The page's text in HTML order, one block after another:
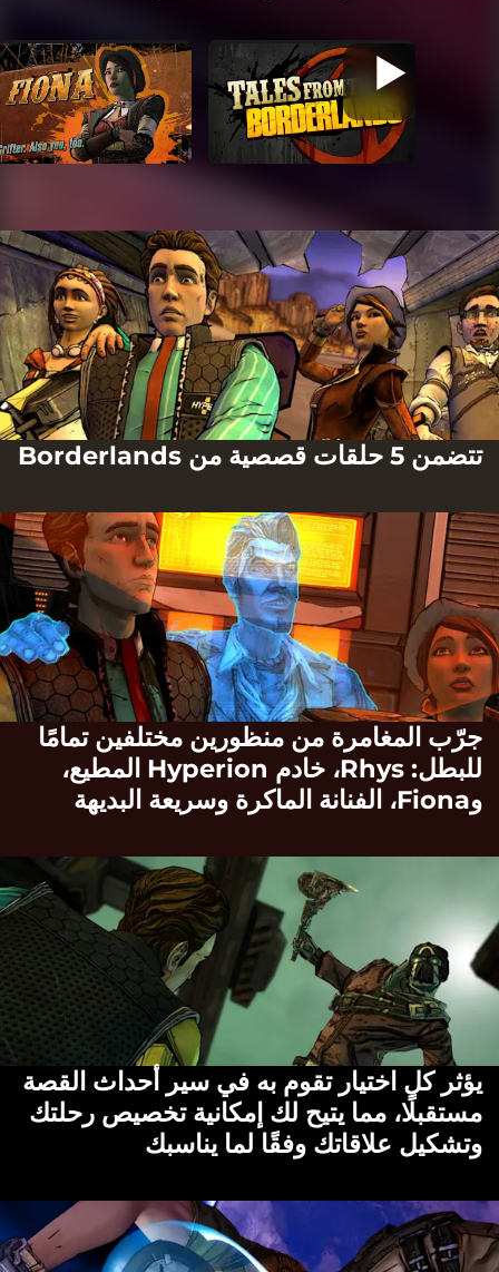
تتضمن 5 حلقات قصصية من Borderlands
جرّب المغامرة من منظورين مختلفين تمامًا
للبطل: Rhys، خادم Hyperion المطيع،
وFiona، الفنانة الماكرة وسريعة البديهة
يؤثر كل اختيار تقوم به في سير أحداث القصة
مستقبلًا، مما يتيح لك إمكانية تخصيص رحلتك
وتشكيل علاقاتك وفقًا لما يناسبك